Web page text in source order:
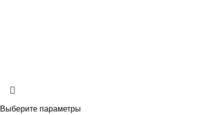
Выберите параметры